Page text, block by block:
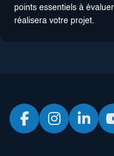
points essentiels à
réalisera votre projet.